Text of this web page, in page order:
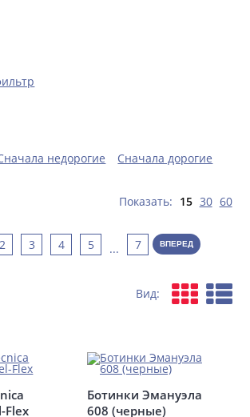
недорогие
Сначала дорогие
Показать: 15 30 60
2 3 4 5 ... 7 ВПЕРЕД
Вид:
Flex
Ботинки Эмануэла
608 (черные)